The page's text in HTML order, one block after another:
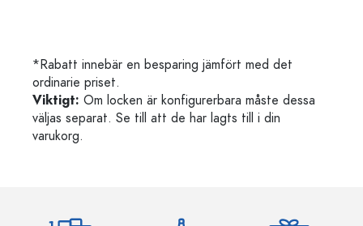
*Rabatt innebär en besparing jämfört med det
ordinarie priset.
Viktigt: Om locken är konfigurerbara måste dessa
väljas separat. Se till att de har lagts till i din
varukorg.